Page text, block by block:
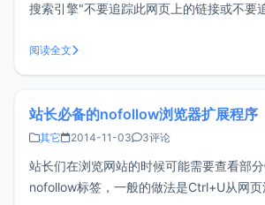
搜索引擎"不要追踪此网页上的链接或不要
文章为什么要介绍友情链接添加nofollow呢
不厚道了吗？其实不是，因为某些时候
阅读全文
站长必备的nofollow浏览器扩展程序
其它 2014-11-03 3评论
站长们在浏览网站的时候可能需要查看部
nofollow标签，一般的做法是Ctrl+U从网页